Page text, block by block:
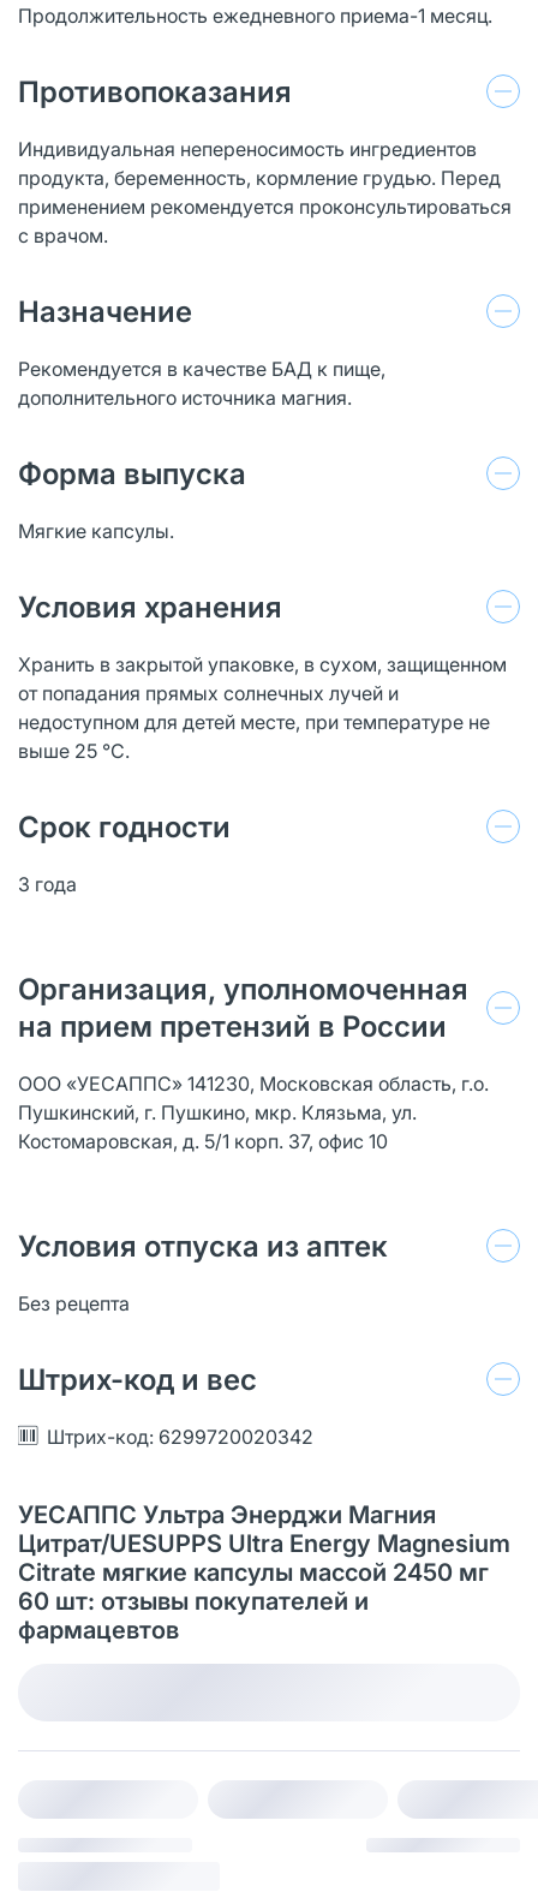
Продолжительность ежедневного приема-1 месяц.
Противопоказания
Индивидуальная непереносимость ингредиентов
продукта, беременность, кормление грудью. Перед
применением рекомендуется проконсультироваться
с врачом.
Назначение
Рекомендуется в качестве БАД к пище,
дополнительного источника магния.
Форма выпуска
Мягкие капсулы.
Условия хранения
Хранить в закрытой упаковке, в сухом, защищенном
от попадания прямых солнечных лучей и
недоступном для детей месте, при температуре не
выше 25 °С.
Срок годности
3 года
Организация, уполномоченная
на прием претензий в России
ООО «УЕСАППС» 141230, Московская область, г.о.
Пушкинский, г. Пушкино, мкр. Клязьма, ул.
Костомаровская, д. 5/1 корп. 37, офис 10
Условия отпуска из аптек
Без рецепта
Штрих-код и вес
Штрих-код: 6299720020342
УЕСАППС Ультра Энерджи Магния
Цитрат/UESUPPS Ultra Energy Magnesium
Citrate мягкие капсулы массой 2450 мг
60 шт: отзывы покупателей и
фармацевтов